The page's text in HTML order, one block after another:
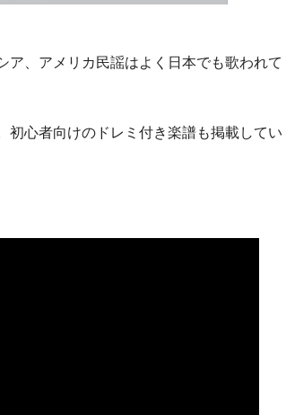
、アメリカ民謡はよく日本でも歌われて
初心者向けのドレミ付き楽譜も掲載してい